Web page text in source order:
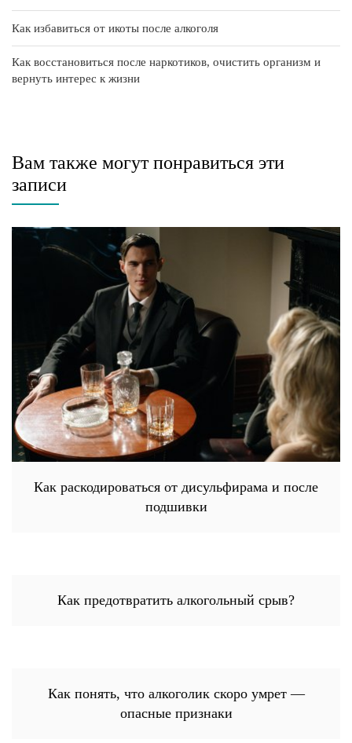
Как избавиться от икоты после алкоголя
Как восстановиться после наркотиков, очистить организм и
вернуть интерес к жизни
Вам также могут понравиться эти
записи
Как раскодироваться от дисульфирама и после
подшивки
Как предотвратить алкогольный срыв?
Как понять, что алкоголик скоро умрет —
опасные признаки